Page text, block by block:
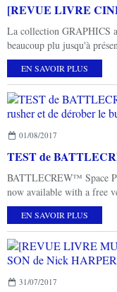
La collection GRAPHICS
beaucoup plu jusqu'à
EN SAVOIR PLUS
01/08/2017
BATTLECREW™ Space
now available with a free
EN SAVOIR PLUS
31/07/2017